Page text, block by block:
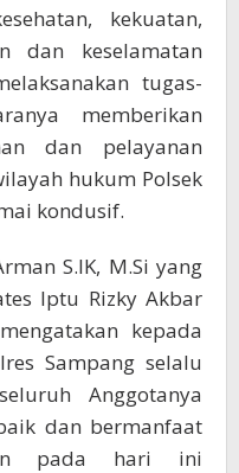
kekuatan,
dan keselamatan
tugas-
memberikan
dan pelayanan
hukum Polsek
kondusif.
S.IK, M.Si yang
Iptu Rizky Akbar
kepada
Sampang selalu
Anggotanya
dan bermanfaat
pada hari ini